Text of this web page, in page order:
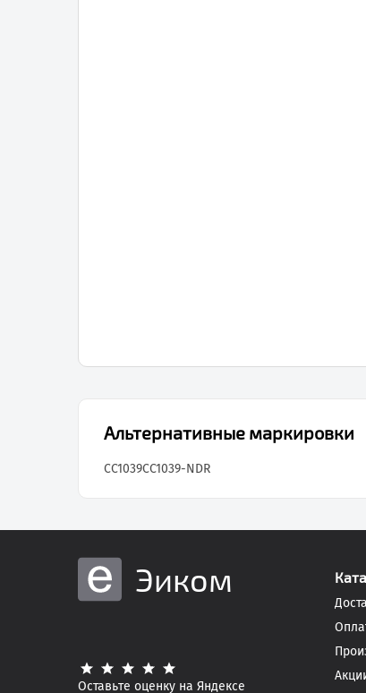
Альтернативные маркировки
CC1039CC1039-NDR
Эиком
Оставьте оценку на Яндексе